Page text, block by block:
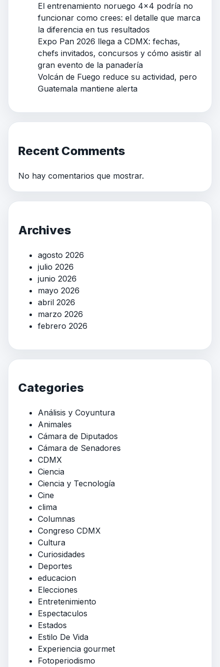
El entrenamiento noruego 4×4 podría no
funcionar como crees: el detalle que marca
la diferencia en tus resultados
Expo Pan 2026 llega a CDMX: fechas,
chefs invitados, concursos y cómo asistir al
gran evento de la panadería
Volcán de Fuego reduce su actividad, pero
Guatemala mantiene alerta
Recent Comments
No hay comentarios que mostrar.
Archives
agosto 2026
julio 2026
junio 2026
mayo 2026
abril 2026
marzo 2026
febrero 2026
Categories
Análisis y Coyuntura
Animales
Cámara de Diputados
Cámara de Senadores
CDMX
Ciencia
Ciencia y Tecnología
Cine
clima
Columnas
Congreso CDMX
Cultura
Curiosidades
Deportes
educacion
Elecciones
Entretenimiento
Espectaculos
Estados
Estilo De Vida
Experiencia gourmet
Fotoperiodismo